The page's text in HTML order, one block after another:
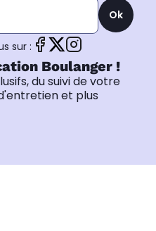
Ok
sur :
Boulanger !
du suivi de votre
et plus